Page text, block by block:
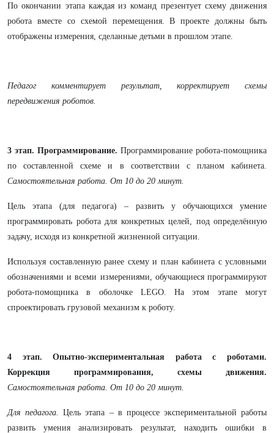
По окончании этапа каждая из команд презентует схему движения
робота вместе со схемой перемещения. В проекте должны быть
отображены измерения, сделанные детьми в прошлом этапе.
Педагог комментирует результат, корректирует схемы
передвижения роботов.
3 этап. Программирование. Программирование робота-помощника
по составленной схеме и в соответствии с планом кабинета.
Самостоятельная работа. От 10 до 20 минут.
Цель этапа (для педагога) – развить у обучающихся умение
программировать робота для конкретных целей, под определённую
задачу, исходя из конкретной жизненной ситуации.
Используя составленную ранее схему и план кабинета с условными
обозначениями и всеми измерениями, обучающиеся программируют
робота-помощника в оболочке LEGO. На этом этапе могут
спроектировать грузовой механизм к роботу.
4 этап. Опытно-экспериментальная работа с роботами.
Коррекция программирования, схемы движения.
Самостоятельная работа. От 10 до 20 минут.
Для педагога. Цель этапа – в процессе экспериментальной работы
развить умения анализировать результат, находить ошибки в